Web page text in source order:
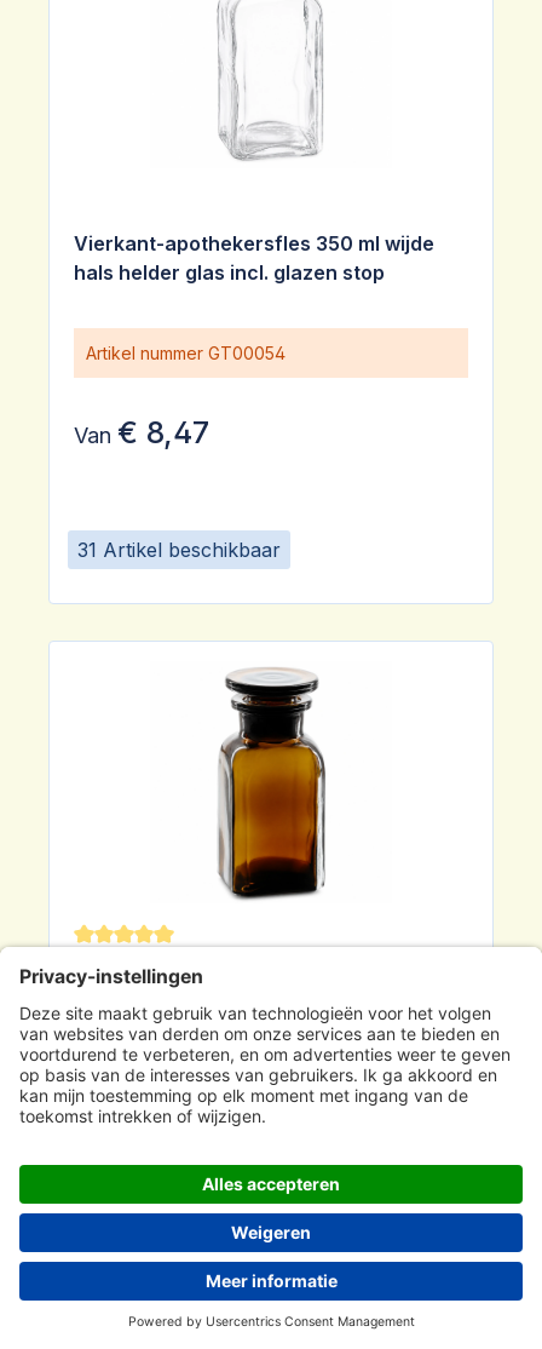
31 Artikel beschikbaar
Vierkant-apothekersfles 350 ml wijde
hals helder glas incl. glazen stop
Artikel nummer GT00054
Van € 8,47
141 Artikel beschikbaar
Gemiddelde waardering van 5 van 5 sterren
Vierkant-apothekersfles 100 ml wijde
hals bruin glas incl. glazen stop
Artikel nummerGT00056
Van€ 6,38